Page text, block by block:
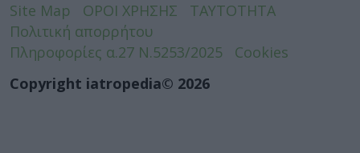
Site Map ΟΡΟΙ ΧΡΗΣΗΣ
ΤΑΥΤΟΤΗΤΑ
Πολιτική απορρήτου
Πληροφορίες α.27 Ν.5253/2025
Cookies
Copyright iatropedia© 2026